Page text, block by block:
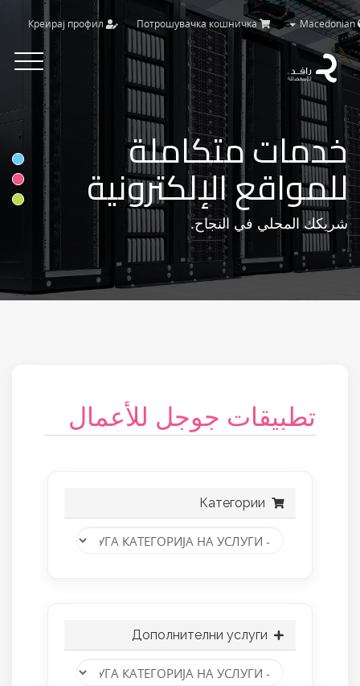
Macedonian
Потрошувачка кошничка
Креирај профил
Toggle
خدمات متكاملة
للمواقع الإلكترونية
شريكك المحلي في النجاح.
تطبيقات جوجل للأعمال